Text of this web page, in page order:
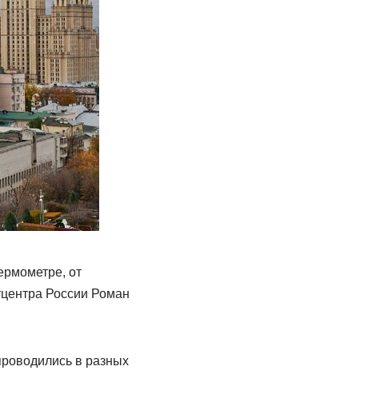
от
России Роман
в разных